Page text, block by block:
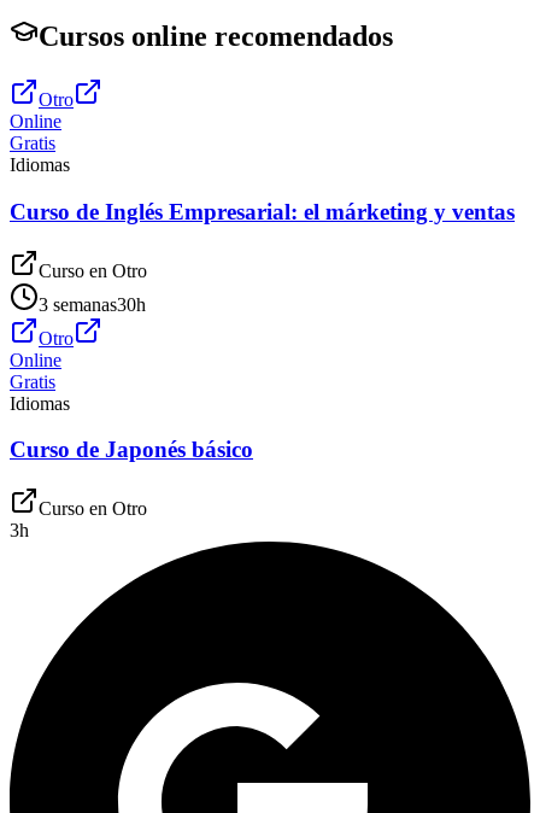
Cursos online recomendados
Otro
Online
Gratis
Idiomas
Curso de Inglés Empresarial: el márketing y ventas
Curso en Otro
3 semanas30h
Otro
Online
Gratis
Idiomas
Curso de Japonés básico
Curso en Otro
3h